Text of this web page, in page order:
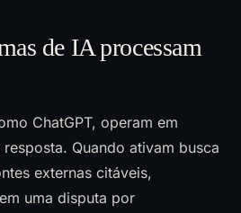
de IA processam
ChatGPT, operam em
Quando ativam busca
externas citáveis,
uma disputa por